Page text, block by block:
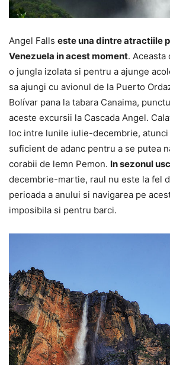
Angel Falls este una dintre atractiile
Venezuela in acest moment. Aceasta
o jungla izolata si pentru a ajunge
sa ajungi cu avionul de la Puerto
Bolívar pana la tabara Canaima,
aceste excursii la Cascada Angel.
loc intre lunile iulie-decembrie, atunci
suficient de adanc pentru a se putea
corabii de lemn Pemon. In sezonul
decembrie-martie, raul nu este la fel
perioada a anului si navigarea pe
imposibila si pentru barci.